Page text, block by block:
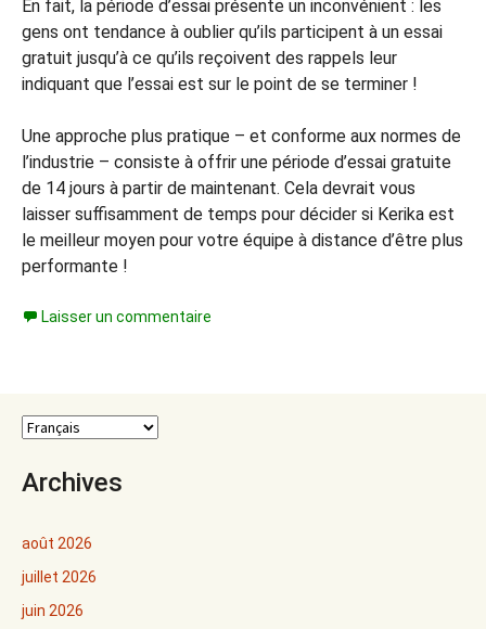
En fait, la période d’essai présente un inconvénient : les
gens ont tendance à oublier qu’ils participent à un essai
gratuit jusqu’à ce qu’ils reçoivent des rappels leur
indiquant que l’essai est sur le point de se terminer !
Une approche plus pratique – et conforme aux normes de
l’industrie – consiste à offrir une période d’essai gratuite
de 14 jours à partir de maintenant. Cela devrait vous
laisser suffisamment de temps pour décider si Kerika est
le meilleur moyen pour votre équipe à distance d’être plus
performante !
Laisser un commentaire
Archives
août 2026
juillet 2026
juin 2026